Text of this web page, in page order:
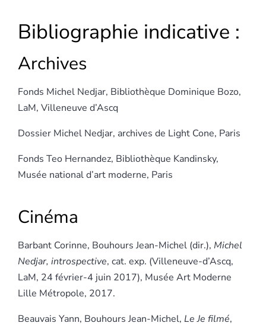
Bibliographie indicative :
Archives
Fonds Michel Nedjar, Bibliothèque Dominique Bozo,
LaM, Villeneuve d’Ascq
Dossier Michel Nedjar, archives de Light Cone, Paris
Fonds Teo Hernandez, Bibliothèque Kandinsky,
Musée national d’art moderne, Paris
Cinéma
Barbant Corinne, Bouhours Jean-Michel (dir.), Michel
Nedjar, introspective, cat. exp. (Villeneuve-d’Ascq,
LaM, 24 février-4 juin 2017), Musée Art Moderne
Lille Métropole, 2017.
Beauvais Yann, Bouhours Jean-Michel, Le Je filmé,